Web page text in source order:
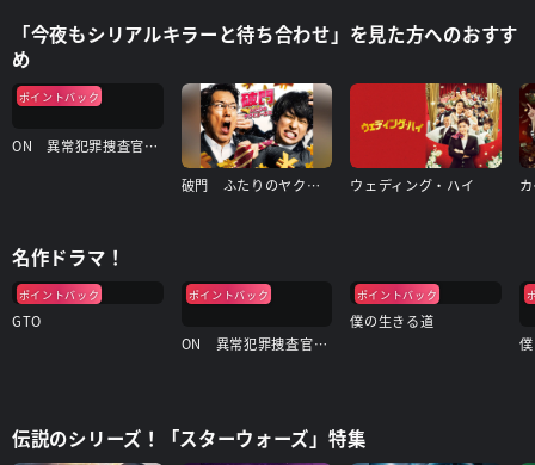
「今夜もシリアルキラーと待ち合わせ」を見た方へのおすす
め
ポイントバック
ON 異常犯罪捜査官・藤堂比奈子
破門 ふたりのヤクビョーガミ ウェディング・ハイ
名作ドラマ！
ポイントバック
GTO
ポイントバック
ON 異常犯罪捜査官・藤堂比奈子
ポイントバック
僕の生きる道
伝説のシリーズ！「スターウォーズ」特集